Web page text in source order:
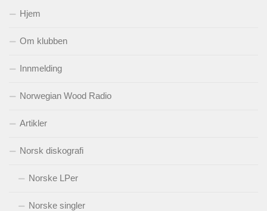
Hjem
Om klubben
Innmelding
Norwegian Wood Radio
Artikler
Norsk diskografi
Norske LPer
Norske singler